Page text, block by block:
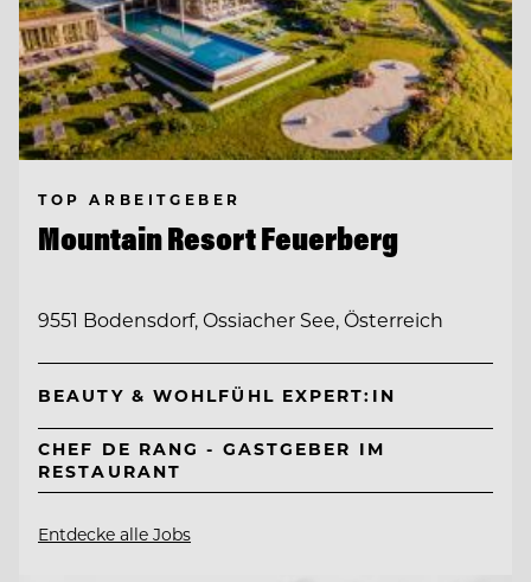
TOP ARBEITGEBER
Mountain Resort Feuerberg
9551 Bodensdorf, Ossiacher See, Österreich
BEAUTY & WOHLFÜHL EXPERT:IN
CHEF DE RANG - GASTGEBER IM
RESTAURANT
Entdecke alle Jobs